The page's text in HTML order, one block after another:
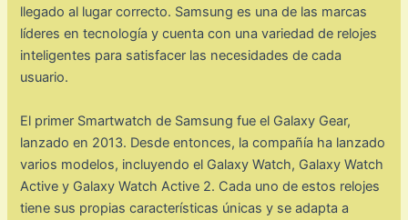
llegado al lugar correcto. Samsung es una de las marcas
líderes en tecnología y cuenta con una variedad de relojes
inteligentes para satisfacer las necesidades de cada
usuario.
El primer Smartwatch de Samsung fue el Galaxy Gear,
lanzado en 2013. Desde entonces, la compañía ha lanzado
varios modelos, incluyendo el Galaxy Watch, Galaxy Watch
Active y Galaxy Watch Active 2. Cada uno de estos relojes
tiene sus propias características únicas y se adapta a